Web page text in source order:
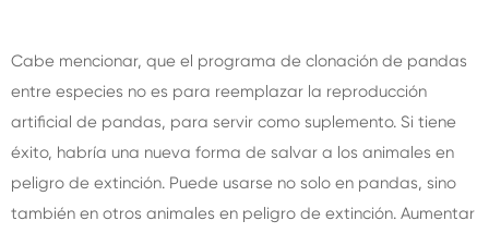
Cabe mencionar, que el programa de clonación de pandas
entre especies no es para reemplazar la reproducción
artificial de pandas, para servir como suplemento. Si tiene
éxito, habría una nueva forma de salvar a los animales en
peligro de extinción. Puede usarse no solo en pandas, sino
también en otros animales en peligro de extinción. Aumentar